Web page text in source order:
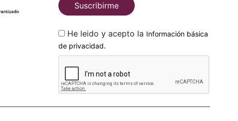
Suscribirme
He leido y acepto la Información básica
de privacidad.